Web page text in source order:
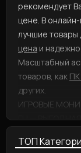
рекомендует
цене. В
лучшие товары
цена и
Масштабный
товаров, как
других.
ИГРОВЫЕ
ГЦ —
программы,
ТОП